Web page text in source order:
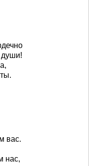
души!
вас.
нас,